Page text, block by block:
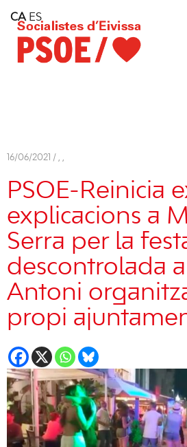
Consell Insular d'Eivissa
Services
Contact
16/06/2021 / , ,
PSOE-Reinicia
explicacions a
Serra per la
descontrolada
Antoni
propi
CA ES